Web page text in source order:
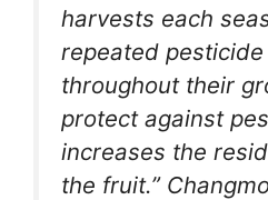
harvests each
repeated
throughout their
protect against
increases the
the fruit.”